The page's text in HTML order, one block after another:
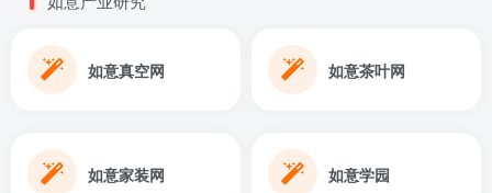
如意真空网 如意茶叶网
如意家装网 如意学园